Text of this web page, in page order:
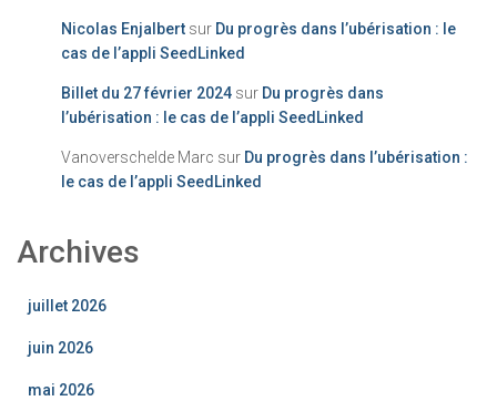
Nicolas Enjalbert sur Du progrès dans l’ubérisation : le
cas de l’appli SeedLinked
Billet du 27 février 2024 sur Du progrès dans
l’ubérisation : le cas de l’appli SeedLinked
Vanoverschelde Marc sur Du progrès dans l’ubérisation :
le cas de l’appli SeedLinked
Archives
juillet 2026
juin 2026
mai 2026